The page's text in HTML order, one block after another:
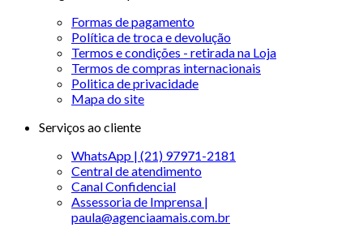
Formas de pagamento
Política de troca e devolução
Termos e condições - retirada na Loja
Termos de compras internacionais
Politica de privacidade
Mapa do site
Serviços ao cliente
WhatsApp | (21) 97971-2181
Central de atendimento
Canal Confidencial
Assessoria de Imprensa |
paula@agenciaamais.com.br